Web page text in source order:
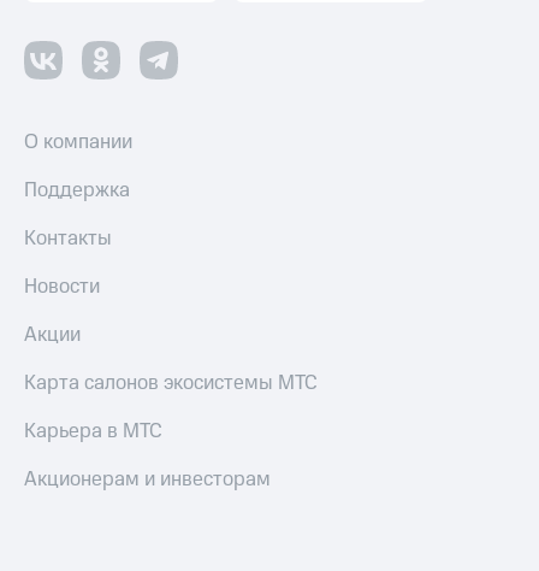
О компании
Поддержка
Контакты
Новости
Акции
Карта салонов экосистемы МТС
Карьера в МТС
Акционерам и инвесторам